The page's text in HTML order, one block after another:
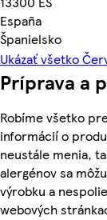
España
Španielsko
Ukázať všetko
Príprava a
Robíme všetko
informácií o
neustále menia,
alergénov sa
výrobku a
webových